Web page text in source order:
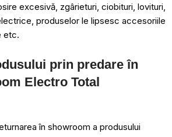
excesivă, zgârieturi, ciobituri, lovituri,
produselor le lipsesc accesoriile
etc.
prin predare în
Electro Total
în showroom a produsului